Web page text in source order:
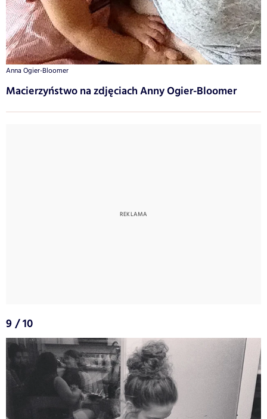
Anna Ogier-Bloomer
Macierzyństwo na zdjęciach Anny Ogier-Bloomer
9 / 10